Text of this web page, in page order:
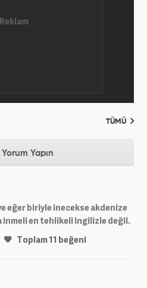
TÜMÜ
Yorum Yapın
eğer biriyle inecekse akdenize
inmeli en tehlikeli ingilizle değil.
Toplam11 beğeni